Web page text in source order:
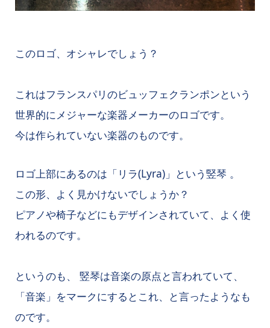
このロゴ、オシャレでしょう？
これはフランスパリのビュッフェクランポンという
世界的にメジャーな楽器メーカーのロゴです。
今は作られていない楽器のものです。
ロゴ上部にあるのは「リラ(Lyra)」という竪琴 。
この形、よく見かけないでしょうか？
ピアノや椅子などにもデザインされていて、よく使
われるのです。
というのも、 竪琴は音楽の原点と言われていて、
「音楽」をマークにするとこれ、と言ったようなも
のです。